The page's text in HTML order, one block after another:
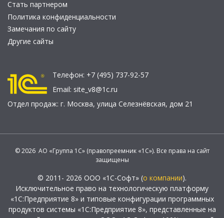
Стать партнером
Политика конфиденциальности
Замечания по сайту
Другие сайты
Телефон: +7 (495) 737-92-57
Email: site_v8@1c.ru
Отдел продаж: г. Москва, улица Селезнёвская, дом 21
© 2026 АО «Группа 1С» (правопреемник «1С»). Все права на сайт
защищены
© 2011- 2026 ООО «1С-Софт» (о компании).
Исключительное право на технологическую платформу
«1С:Предприятие 8» и типовые конфигурации программных
продуктов системы «1С:Предприятие 8», представленные на